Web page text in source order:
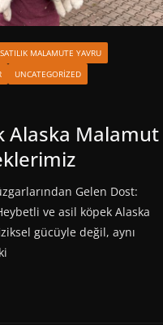
SATILIK MALAMUTE YAVRU
UNCATEGORIZED
Alaska Malamut
Gelen Dost:
ve asil köpek Alaska
gücüyle değil, aynı